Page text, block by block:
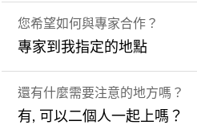
您希望如何與專家合作？
專家到我指定的地點
還有什麼需要注意的地方嗎？
有, 可以二個人一起上嗎？